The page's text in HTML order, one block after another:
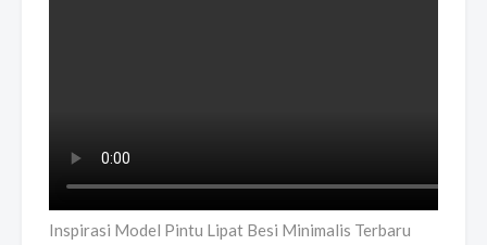
Inspirasi Model Pintu Lipat Besi Minimalis Terbaru